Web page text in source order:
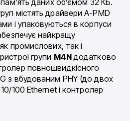
даних об’ємом 32 КБ.
містять драйвери A-PMD
і упаковуються в корпуси
найкращу
промислових, так і
групи M4Nдодатково
повношвидкісного
з вбудованим PHY (до двох
100 Ethernet і контролер